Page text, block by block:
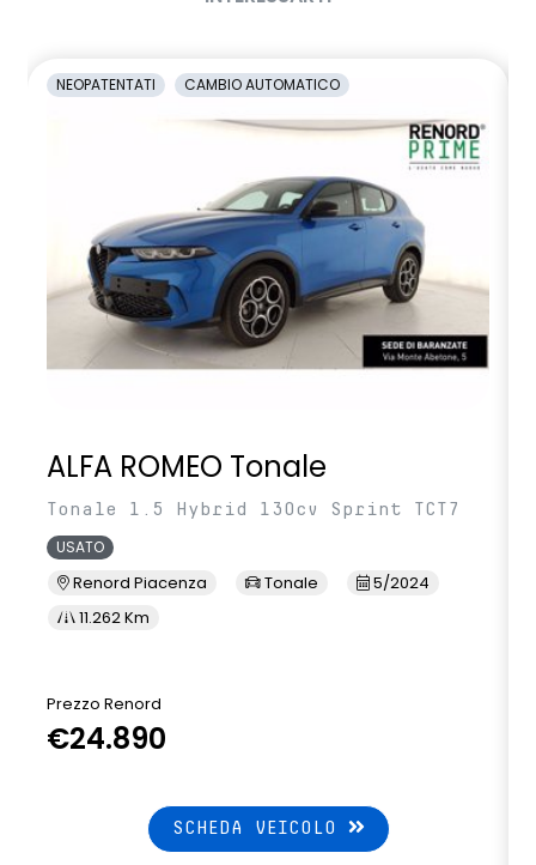
Sistema di controllo della pressione pneumatici
Volante regolabile in altezza e profondita'
Volante soft feel con comandi per ISA
NEOPATENTATI CAMBIO AUTOMATICO
ALFA ROMEO Tonale
Tonale 1.5 Hybrid 130cv Sprint TCT7
USATO
Renord Piacenza Tonale
5/2024
11.262 Km
Prezzo Renord
€24.890
SCHEDA VEICOLO